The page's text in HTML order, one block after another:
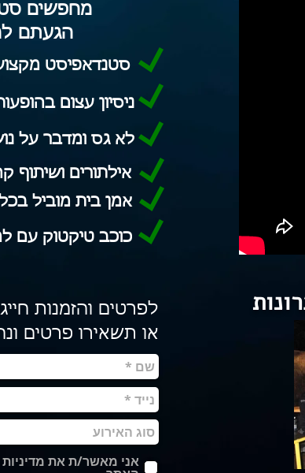
הגעתם
אמן בית מוביל בכל
כוכב טיקטוק עם למעלה מ-
מחפשים
סטנדאפיסט
לא גס ומדבר על
אילתורים ושיתוף
ניסיון עצום בהופעות
לפרטים והזמנות
או תשאירו פרטים
אני מאשר/ת את